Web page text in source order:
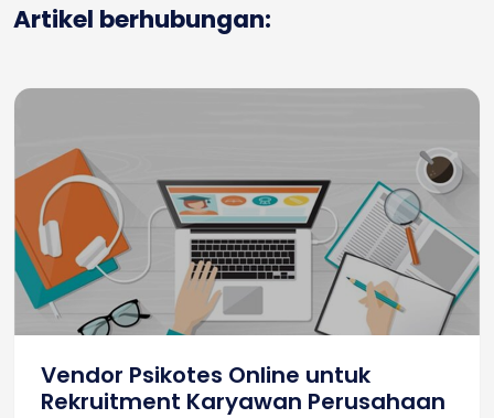
Artikel berhubungan:
Vendor Psikotes Online untuk
Rekruitment Karyawan Perusahaan